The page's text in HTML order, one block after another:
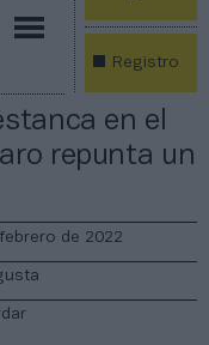
Registro
en el
repunta un
de 2022